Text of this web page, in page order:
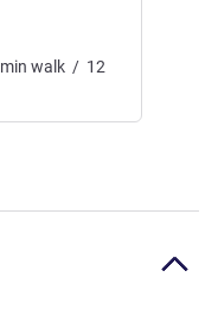
min walk / 12